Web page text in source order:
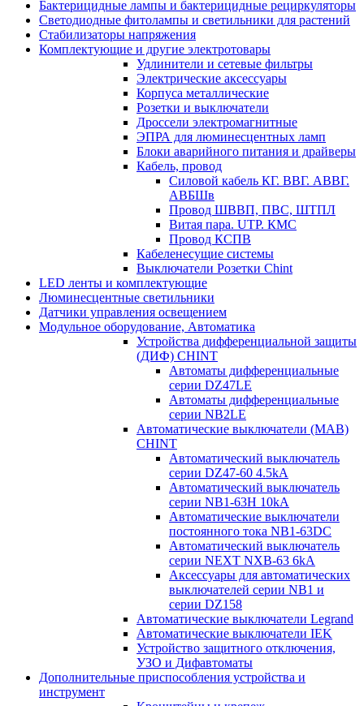
Бактерицидные лампы и бактерицидные рециркуляторы
Светодиодные фитолампы и светильники для растений
Стабилизаторы напряжения
Комплектующие и другие электротовары
Удлинители и сетевые фильтры
Электрические аксессуары
Корпуса металлические
Розетки и выключатели
Дроссели электромагнитные
ЭПРА для люминесцентных ламп
Блоки аварийного питания и драйверы
Кабель, провод
Силовой кабель КГ. ВВГ. АВВГ.
АВБШв
Провод ШВВП, ПВС, ШТПЛ
Витая пара. UTP. КМС
Провод КСПВ
Кабеленесущие системы
Выключатели Розетки Chint
LED ленты и комплектующие
Люминесцентные светильники
Датчики управления освещением
Модульное оборудование, Автоматика
Устройства дифференциальной защиты
(ДИФ) CHINT
Автоматы дифференциальные
серии DZ47LE
Автоматы дифференциальные
серии NB2LE
Автоматические выключатели (МАВ)
CHINT
Автоматический выключатель
серии DZ47-60 4.5kA
Автоматический выключатель
серии NB1-63H 10kA
Автоматические выключатели
постоянного тока NB1-63DC
Автоматический выключатель
серии NEXT NXB-63 6kA
Аксессуары для автоматических
выключателей серии NB1 и
серии DZ158
Автоматические выключатели Legrand
Автоматические выключатели IEK
Устройство защитного отключения,
УЗО и Дифавтоматы
Дополнительные приспособления устройства и
инструмент